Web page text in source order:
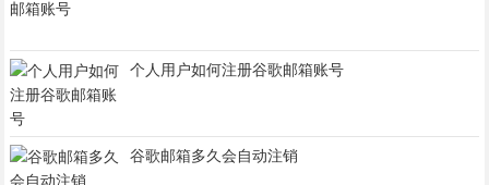
个人用户如何注册谷歌邮箱账号
谷歌邮箱多久会自动注销